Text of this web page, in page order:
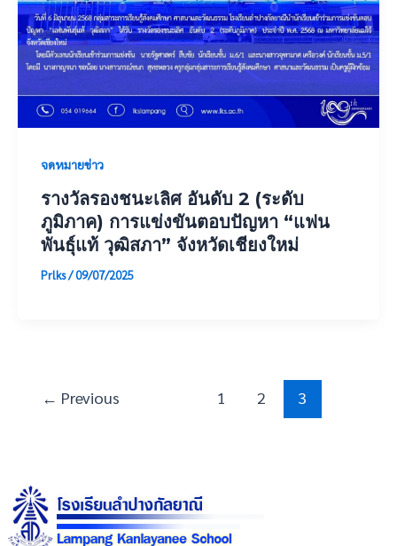
จดหมายข่าว
รางวัลรองชนะเลิศ อันดับ 2 (ระดับ
ภูมิภาค) การแข่งขันตอบปัญหา “แฟน
พันธุ์แท้ วุฒิสภา” จังหวัดเชียงใหม่
Prlks/09/07/2025
← Previous 1 2 3